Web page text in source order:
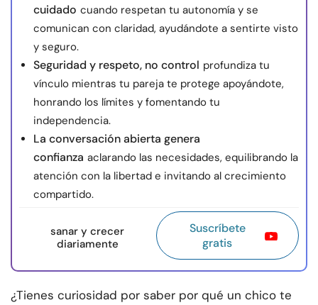
cuidado cuando respetan tu autonomía y se
comunican con claridad, ayudándote a sentirte visto
y seguro.
Seguridad y respeto, no control profundiza tu
vínculo mientras tu pareja te protege apoyándote,
honrando los límites y fomentando tu
independencia.
La conversación abierta genera
confianza aclarando las necesidades, equilibrando la
atención con la libertad e invitando al crecimiento
compartido.
sanar y crecer
diariamente
Suscríbete
gratis
¿Tienes curiosidad por saber por qué un chico te